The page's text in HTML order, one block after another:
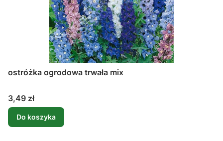
ostróżka ogrodowa trwała mix
Cena
3,49 zł
Do koszyka